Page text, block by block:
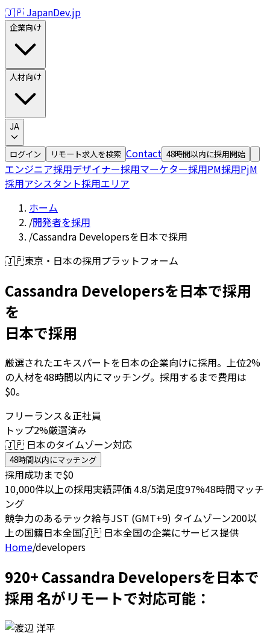
🇯🇵 JapanDev.jp
企業向け
人材向け
JA
ログイン リモート求人を検索 Contact 48時間以内に採用開始
エンジニア採用デザイナー採用マーケター採用PM採用PjM
採用アシスタント採用エリア
ホーム
/開発者を採用
/Cassandra Developersを日本で採用
🇯🇵東京・日本の採用プラットフォーム
Cassandra Developersを日本で採用
を
日本で採用
厳選されたエキスパートを日本の企業向けに採用。上位2%
の人材を48時間以内にマッチング。採用するまで費用は
$0。
フリーランス＆正社員
トップ2%厳選済み
🇯🇵 日本のタイムゾーン対応
48時間以内にマッチング
採用成功まで$0
10,000件以上の採用実績評価 4.8/5満足度97%48時間マッチ
ング
競争力のあるテック給与JST (GMT+9) タイムゾーン200以
上の国籍日本全国🇯🇵 日本全国の企業にサービス提供
Home/developers
920+ Cassandra Developersを日本で
採用 名がリモートで対応可能：